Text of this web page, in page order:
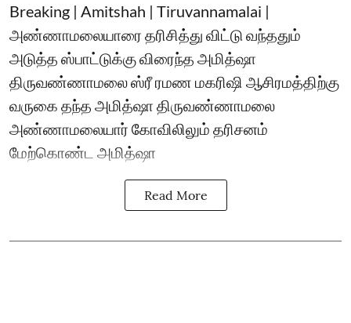
Breaking | Amitshah | Tiruvannamalai |
அண்ணாமலையாரை தரிசித்து விட்டு வந்ததும்
அடுத்த ஸ்பாட்டுக்கு விரைந்த அமித்ஷா
திருவண்ணாமலை ஸ்ரீ ரமண மகரிஷி ஆசிரமத்திற்கு
வருகை தந்த அமித்ஷா திருவண்ணாமலை
அண்ணாமலையார் கோவிலிலும் தரிசனம்
மேற்கொண்ட அமித்ஷா
Read More